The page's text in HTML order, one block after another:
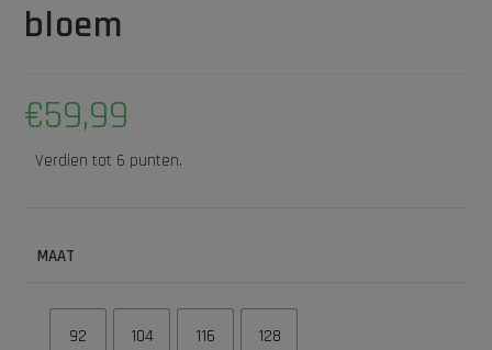
bloem
€59,99
Verdien tot 6 punten.
MAAT
92 104 116 128